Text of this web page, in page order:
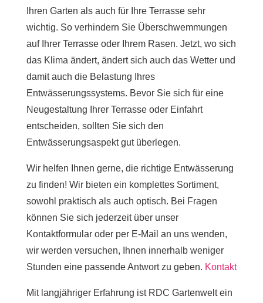
Ihren Garten als auch für Ihre Terrasse sehr
wichtig. So verhindern Sie Überschwemmungen
auf Ihrer Terrasse oder Ihrem Rasen. Jetzt, wo sich
das Klima ändert, ändert sich auch das Wetter und
damit auch die Belastung Ihres
Entwässerungssystems. Bevor Sie sich für eine
Neugestaltung Ihrer Terrasse oder Einfahrt
entscheiden, sollten Sie sich den
Entwässerungsaspekt gut überlegen.
Wir helfen Ihnen gerne, die richtige Entwässerung
zu finden! Wir bieten ein komplettes Sortiment,
sowohl praktisch als auch optisch. Bei Fragen
können Sie sich jederzeit über unser
Kontaktformular oder per E-Mail an uns wenden,
wir werden versuchen, Ihnen innerhalb weniger
Stunden eine passende Antwort zu geben. Kontakt
Mit langjähriger Erfahrung ist RDC Gartenwelt ein